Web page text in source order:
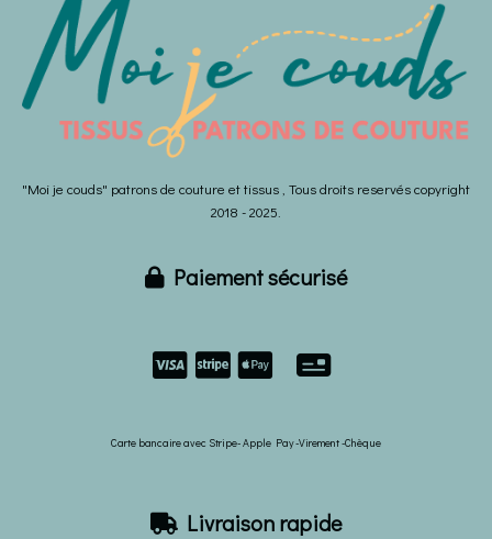
"Moi je couds" patrons de couture et tissus , Tous droits reservés copyright
2018 - 2025.
 Paiement sécurisé
 
Carte bancaire avec Stripe- Apple Pay -Virement -Chèque
 Livraison rapide